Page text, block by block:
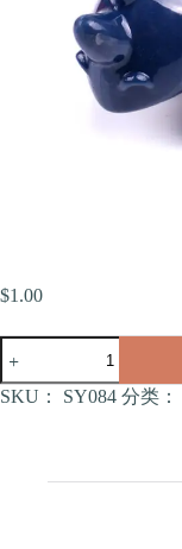
$1.00
物
玩
SKU： SY084 分类：